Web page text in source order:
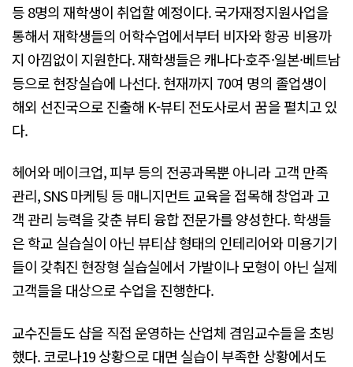
등 8명의 재학생이 취업할 예정이다. 국가재정지원사업을
통해서 재학생들의 어학수업에서부터 비자와 항공 비용까
지 아낌없이 지원한다. 재학생들은 캐나다·호주·일본·베트남
등으로 현장실습에 나선다. 현재까지 70여 명의 졸업생이
해외 선진국으로 진출해 K-뷰티 전도사로서 꿈을 펼치고 있
다.
헤어와 메이크업, 피부 등의 전공과목뿐 아니라 고객 만족
관리, SNS 마케팅 등 매니지먼트 교육을 접목해 창업과 고
객 관리 능력을 갖춘 뷰티 융합 전문가를 양성한다. 학생들
은 학교 실습실이 아닌 뷰티샵 형태의 인테리어와 미용기기
들이 갖춰진 현장형 실습실에서 가발이나 모형이 아닌 실제
고객들을 대상으로 수업을 진행한다.
교수진들도 샵을 직접 운영하는 산업체 겸임교수들을 초빙
했다. 코로나19 상황으로 대면 실습이 부족한 상황에서도